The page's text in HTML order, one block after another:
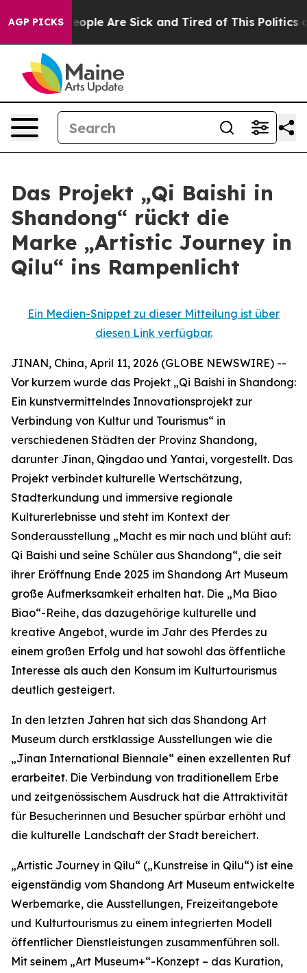
AGP PICKS
Win: “People Are Sick and Tired of This Politics of
Das Projekt „Qi Baishi in
Shandong“ rückt die
Marke „Artistic Journey in
Qilu“ ins Rampenlicht
Ein Medien-Snippet zu dieser Mitteilung ist über
diesen Link verfügbar.
JINAN, China, April 11, 2026 (GLOBE NEWSWIRE) --
Vor kurzem wurde das Projekt „Qi Baishi in Shandong:
Ein kunstvermittelndes Innovationsprojekt zur
Verbindung von Kultur und Tourismus“ in
verschiedenen Städten der Provinz Shandong,
darunter Jinan, Qingdao und Yantai, vorgestellt. Das
Projekt verbindet kulturelle Wertschätzung,
Stadterkundung und immersive regionale
Kulturerlebnisse und steht im Kontext der
Sonderausstellung „Macht es mir nach und blüht auf:
Qi Baishi und seine Schüler aus Shandong“, die seit
ihrer Eröffnung Ende 2025 im Shandong Art Museum
große Aufmerksamkeit erhalten hat. Die „Ma Biao
Biao“-Reihe, das dazugehörige kulturelle und
kreative Angebot, wurde im Jahr des Pferdes zu
einem großen Erfolg und hat sowohl das öffentliche
Interesse als auch den Konsum im Kulturtourismus
deutlich gesteigert.
In den letzten Jahren hat sich das Shandong Art
Museum durch erstklassige Ausstellungen wie die
„Jinan International Biennale“ einen exzellenten Ruf
erarbeitet. Die Verbindung von traditionellem Erbe
und zeitgenössischem Ausdruck hat die Attraktivität
für Besucherinnen und Besucher spürbar erhöht und
die kulturelle Landschaft der Stadt bereichert.
„Artistic Journey in Qilu“ („Kunstreise in Qilu“) ist eine
eigenständig vom Shandong Art Museum entwickelte
Werbemarke, die Ausstellungen, Freizeitangebote
und Kulturtourismus zu einem integrierten Modell
öffentlicher Dienstleistungen zusammenführen soll.
Mit seinem „Art Museum+“-Konzept – das Kuration,